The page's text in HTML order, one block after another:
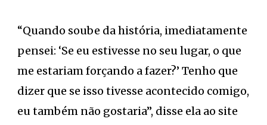
“Quando soube da história, imediatamente
pensei: ‘Se eu estivesse no seu lugar, o que
me estariam forçando a fazer?’ Tenho que
dizer que se isso tivesse acontecido comigo,
eu também não gostaria”, disse ela ao site